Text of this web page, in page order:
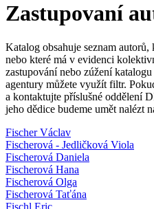
Zastupovaní
Katalog obsahuje seznam
nebo které má v evidenci
zastupování nebo zúžení
agentury můžete využít filtr.
a kontaktujte příslušné oddělení
jeho dědice budeme umět nalézt
Fischer Václav
Fischerová - Jedličková Viola
Fischerová Daniela
Fischerová Hana
Fischerová Olga
Fischerová Taťána
Fischl Eric